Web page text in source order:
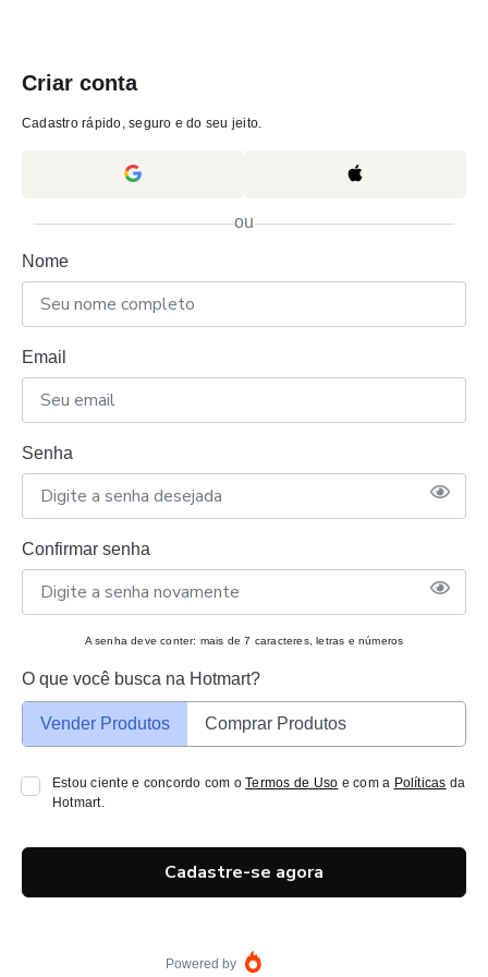
Criar conta
Cadastro rápido, seguro e do seu jeito.
ou
Nome
Email
Senha
Confirmar senha
A senha deve conter: mais de 7 caracteres, letras e números
O que você busca na Hotmart?
Vender Produtos Comprar Produtos
Estou ciente e concordo com oTermos de Uso e com a Políticas da
Hotmart.
Cadastre-se agora
Powered by